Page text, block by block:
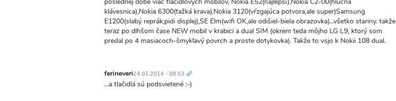
klávesnica),Nokia 6300(ťažká krava),Nokia 3120(vŕzgajúca potvora,ale super)Samsung
E1200(slabý reprák,pidi displej),SE Elm(wifi OK,ale odišiel-biela obrazovka)...všetko stariny. takže
teraz po dlhšom čase NEW mobil v krabici a dual SIM (okrem teda môjho LG L9, ktorý som
predal po 4 masiacoch-šmykľavý povrch a proste dotykovka). Takže to vsjo k Nokii 108 dual.
ferineveri24.01.2014 - 08:53 odkaz
...a tlačidlá sú podsvietené :-)